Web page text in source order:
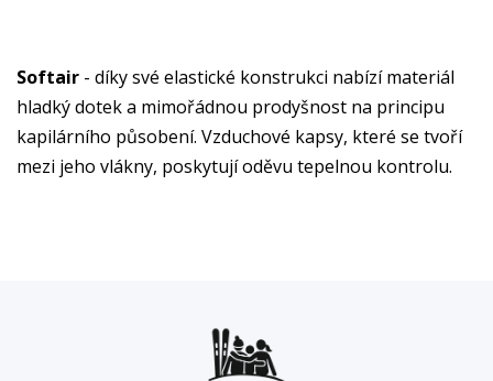
Softair - díky své elastické konstrukci nabízí materiál
hladký dotek a mimořádnou prodyšnost na principu
kapilárního působení. Vzduchové kapsy, které se tvoří
mezi jeho vlákny, poskytují oděvu tepelnou kontrolu.